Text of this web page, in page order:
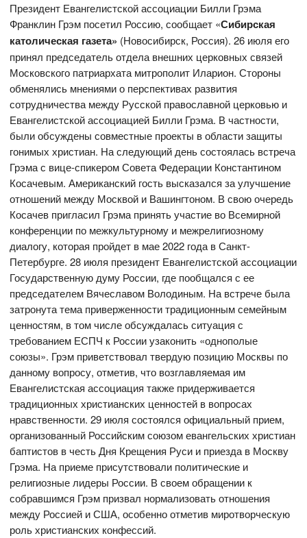
Президент Евангелистской ассоциации Билли Грэма
Франклин Грэм посетил Россию, сообщает «Сибирская
католическая газета» (Новосибирск, Россия). 26 июля его
принял председатель отдела внешних церковных связей
Московского патриархата митрополит Иларион. Стороны
обменялись мнениями о перспективах развития
сотрудничества между Русской православной церковью и
Евангелистской ассоциацией Билли Грэма. В частности,
были обсуждены совместные проекты в области защиты
гонимых христиан. На следующий день состоялась встреча
Грэма с вице-спикером Совета Федерации Константином
Косачевым. Американский гость высказался за улучшение
отношений между Москвой и Вашингтоном. В свою очередь
Косачев пригласил Грэма принять участие во Всемирной
конференции по межкультурному и межрелигиозному
диалогу, которая пройдет в мае 2022 года в Санкт-
Петербурге. 28 июля президент Евангелистской ассоциации
Государственную думу России, где пообщался с ее
председателем Вячеславом Володиным. На встрече была
затронута тема приверженности традиционным семейным
ценностям, в том числе обсуждалась ситуация с
требованием ЕСПЧ к России узаконить «однополые
союзы». Грэм приветствовал твердую позицию Москвы по
данному вопросу, отметив, что возглавляемая им
Евангелистская ассоциация также придерживается
традиционных христианских ценностей в вопросах
нравственности. 29 июля состоялся официальный прием,
организованный Российским союзом евангельских христиан
баптистов в честь Дня Крещения Руси и приезда в Москву
Грэма. На приеме присутствовали политические и
религиозные лидеры России. В своем обращении к
собравшимся Грэм призвал нормализовать отношения
между Россией и США, особенно отметив миротворческую
роль христианских конфессий.